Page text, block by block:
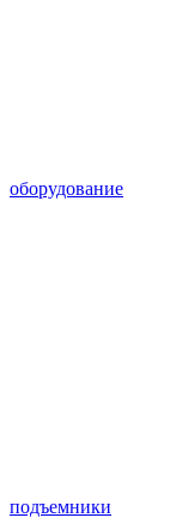
оборудование
подъемники